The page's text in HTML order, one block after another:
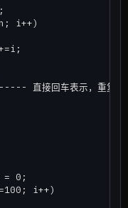
i++)
回车表示，重复上一
0;
i++)